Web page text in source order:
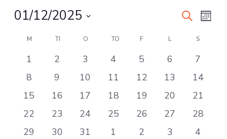
Søgning
Søg
01/12/2025
dato.
Kalender
Begivenheder
M MANDAG
TI TIRSDAGO ONSDAGTO TORSDAG
F LLØRDAGS
0
begivenheder
1
0
begivenheder
2
0
begivenheder
3
0
begivenheder
4
0
begivenheder
5
0
begivenheder
6
0
7
0
begivenheder
8
0
begivenheder
9
0
begivenheder
10
0
begivenheder
11
0
begivenheder
12
0
begivenheder
13
0
14
0
begivenheder
15
0
begivenheder
16
0
begivenheder
17
0
begivenheder
18
0
begivenheder
19
0
begivenheder
20
0
21
0
begivenheder
22
0
begivenheder
23
0
begivenheder
24
0
begivenheder
25
0
begivenheder
26
0
begivenheder
27
0
28
0
29
0
30
0
31
0
1
0
2
0
3
0
4